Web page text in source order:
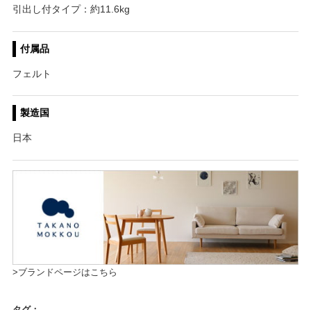
引出し付タイプ：約11.6kg
付属品
フェルト
製造国
日本
>ブランドページはこちら